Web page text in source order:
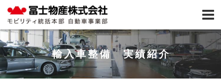
輸入車整備 実績紹介